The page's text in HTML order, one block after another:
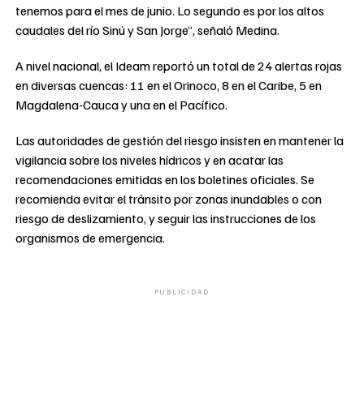
tenemos para el mes de junio. Lo segundo es por los altos
caudales del río Sinú y San Jorge”, señaló Medina.
A nivel nacional, el Ideam reportó un total de 24 alertas rojas
en diversas cuencas: 11 en el Orinoco, 8 en el Caribe, 5 en
Magdalena-Cauca y una en el Pacífico.
Las autoridades de gestión del riesgo insisten en mantener la
vigilancia sobre los niveles hídricos y en acatar las
recomendaciones emitidas en los boletines oficiales. Se
recomienda evitar el tránsito por zonas inundables o con
riesgo de deslizamiento, y seguir las instrucciones de los
organismos de emergencia.
PUBLICIDAD